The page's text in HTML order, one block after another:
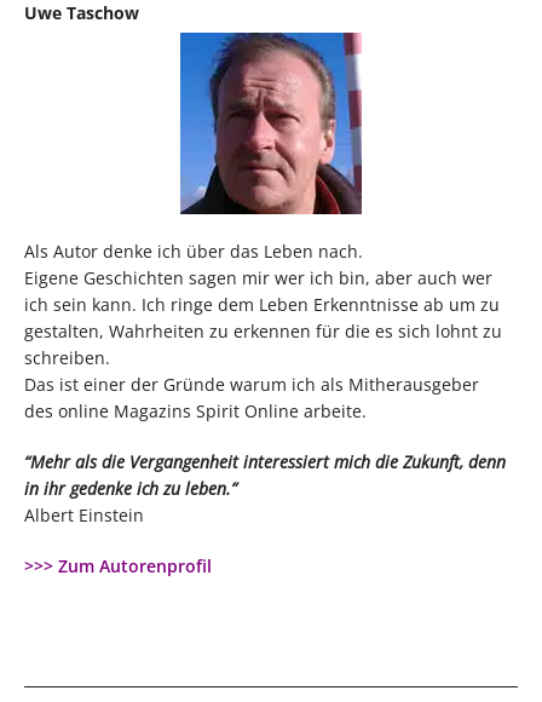
Uwe Taschow
Als Autor denke ich über das Leben nach.
Eigene Geschichten sagen mir wer ich bin, aber auch wer
ich sein kann. Ich ringe dem Leben Erkenntnisse ab um zu
gestalten, Wahrheiten zu erkennen für die es sich lohnt zu
schreiben.
Das ist einer der Gründe warum ich als Mitherausgeber
des online Magazins Spirit Online arbeite.
“Mehr als die Vergangenheit interessiert mich die Zukunft, denn
in ihr gedenke ich zu leben.”
Albert Einstein
>>> Zum Autorenprofil